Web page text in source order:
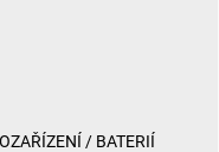
/ BATERIÍ